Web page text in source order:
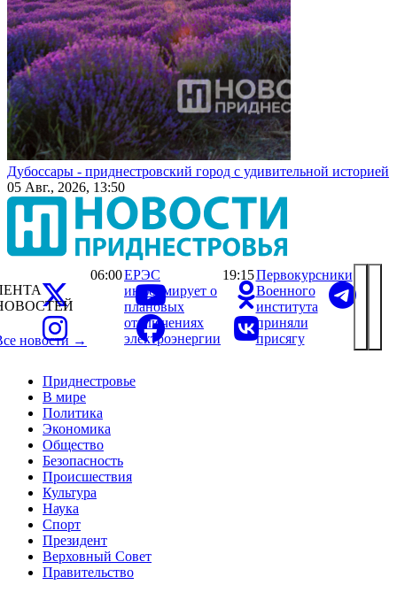
Дубоссары - приднестровский город с удивительной историей
05 Авг., 2026, 13:50
Приднестровье
В мире
Политика
Экономика
Общество
Безопасность
Происшествия
Культура
Наука
Спорт
Президент
Верховный Совет
Правительство
новости →
06:00ЕРЭС
информирует о
плановых
отключениях
электроэнергии
19:15Первокурсники
Военного
института
приняли
присягу